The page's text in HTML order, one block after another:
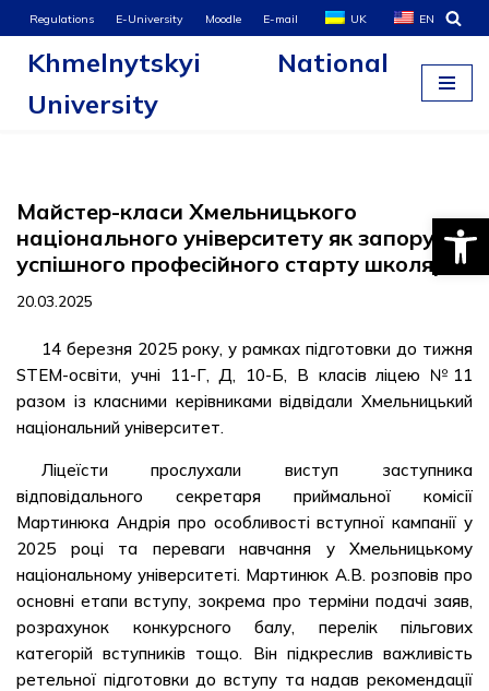
Skip
content
Regulations E-University Moodle E-mail UK EN
Khmelnytskyi National
University
Майстер-класи Хмельницького
національного університету як запорука
успішного професійного старту школярів
20.03.2025
14 березня 2025 року, у рамках підготовки до тижня
STEM-освіти, учні 11-Г, Д, 10-Б, В класів ліцею №11
разом із класними керівниками відвідали Хмельницький
національний університет.
Ліцеїсти прослухали виступ заступника
відповідального секретаря приймальної комісії
Мартинюка Андрія про особливості вступної кампанії у
2025 році та переваги навчання у Хмельницькому
національному університеті. Мартинюк А.В. розповів про
основні етапи вступу, зокрема про терміни подачі заяв,
розрахунок конкурсного балу, перелік пільгових
категорій вступників тощо. Він підкреслив важливість
ретельної підготовки до вступу та надав рекомендації